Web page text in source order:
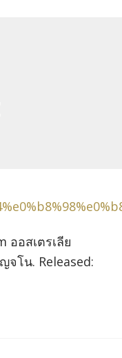
ออสเตรเลีย
จโน. Released: